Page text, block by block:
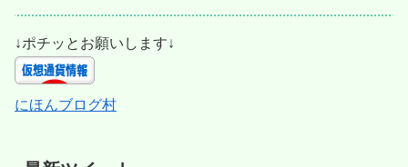
↓ポチッとお願いします↓
にほんブログ村